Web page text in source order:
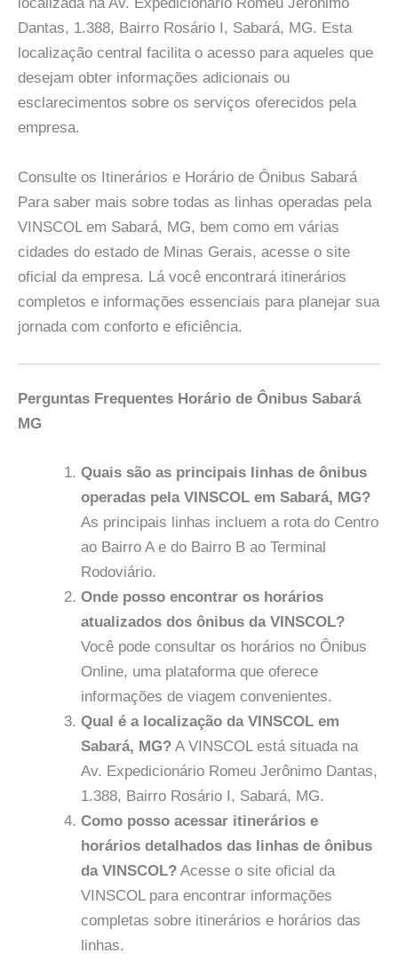
localizada na Av. Expedicionário Romeu Jerônimo
Dantas, 1.388, Bairro Rosário I, Sabará, MG. Esta
localização central facilita o acesso para aqueles que
desejam obter informações adicionais ou
esclarecimentos sobre os serviços oferecidos pela
empresa.
Consulte os Itinerários e Horário de Ônibus Sabará
Para saber mais sobre todas as linhas operadas pela
VINSCOL em Sabará, MG, bem como em várias
cidades do estado de Minas Gerais, acesse o site
oficial da empresa. Lá você encontrará itinerários
completos e informações essenciais para planejar sua
jornada com conforto e eficiência.
Perguntas Frequentes Horário de Ônibus Sabará
MG
Quais são as principais linhas de ônibus
operadas pela VINSCOL em Sabará, MG?
As principais linhas incluem a rota do Centro
ao Bairro A e do Bairro B ao Terminal
Rodoviário.
Onde posso encontrar os horários
atualizados dos ônibus da VINSCOL?
Você pode consultar os horários no Ônibus
Online, uma plataforma que oferece
informações de viagem convenientes.
Qual é a localização da VINSCOL em
Sabará, MG? A VINSCOL está situada na
Av. Expedicionário Romeu Jerônimo Dantas,
1.388, Bairro Rosário I, Sabará, MG.
Como posso acessar itinerários e
horários detalhados das linhas de ônibus
da VINSCOL? Acesse o site oficial da
VINSCOL para encontrar informações
completas sobre itinerários e horários das
linhas.